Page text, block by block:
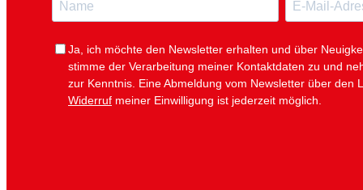
m
M
l
Ja, ich möchte den Newsletter erhalten und über
stimme der Verarbeitung meiner Kontaktdaten zu und
zur Kenntnis. Eine Abmeldung vom Newsletter über den
Widerruf meiner Einwilligung ist jederzeit möglich.